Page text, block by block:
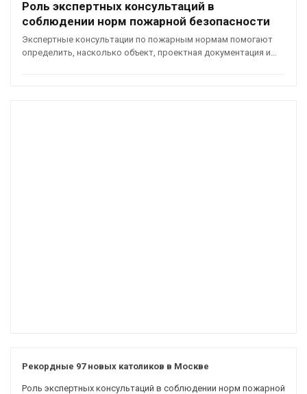
Роль экспертных консультаций в
соблюдении норм пожарной безопасности
Экспертные консультации по пожарным нормам помогают
определить, насколько объект, проектная документация и…
Рекордные 97 новых католиков в Москве
Роль экспертных консультаций в соблюдении норм пожарной